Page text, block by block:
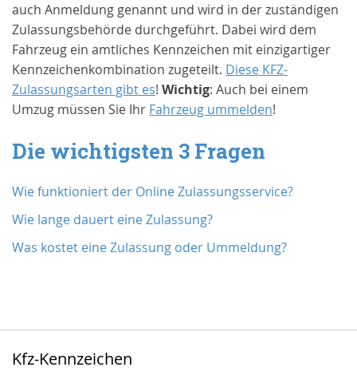
auch Anmeldung genannt und wird in der zuständigen
Zulassungsbehörde durchgeführt. Dabei wird dem
Fahrzeug ein amtliches Kennzeichen mit einzigartiger
Kennzeichenkombination zugeteilt. Diese KFZ-
Zulassungsarten gibt es! Wichtig: Auch bei einem
Umzug müssen Sie Ihr Fahrzeug ummelden!
Die wichtigsten 3 Fragen
Wie funktioniert der Online Zulassungsservice?
Wie lange dauert eine Zulassung?
Was kostet eine Zulassung oder Ummeldung?
Kfz-Kennzeichen